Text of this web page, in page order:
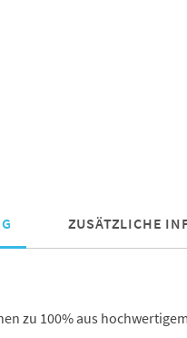
ZUSÄTZLICHE
zu 100% aus